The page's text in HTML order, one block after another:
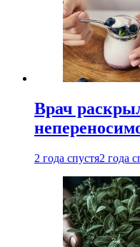
Врач
2 года спустя2 года